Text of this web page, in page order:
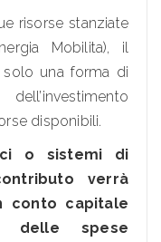
risorse stanziate
Mobilita), il
solo una forma di
disponibili.
o sistemi di
verrà
conto capitale
delle spese